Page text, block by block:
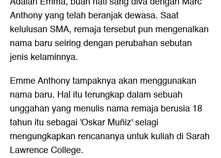
Anthony yang telah beranjak dewasa. Saat
kelulusan SMA, remaja tersebut pun mengenalkan
nama baru seiring dengan perubahan sebutan
jenis kelaminnya.
Emme Anthony tampaknya akan menggunakan
nama baru. Hal itu terungkap dalam sebuah
unggahan yang menulis nama remaja berusia 18
tahun itu sebagai 'Oskar Muñiz' selagi
mengungkapkan rencananya untuk kuliah di Sarah
Lawrence College.